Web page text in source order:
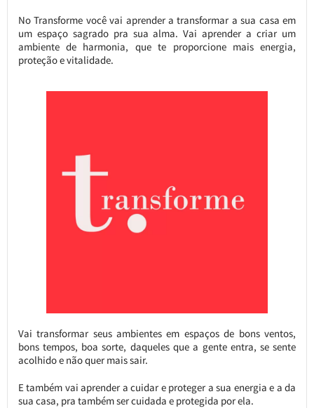
No Transforme você vai aprender a transformar a sua casa em
um espaço sagrado pra sua alma. Vai aprender a criar um
ambiente de harmonia, que te proporcione mais energia,
proteção e vitalidade.
Vai transformar seus ambientes em espaços de bons ventos,
bons tempos, boa sorte, daqueles que a gente entra, se sente
acolhido e não quer mais sair.
E também vai aprender a cuidar e proteger a sua energia e a da
sua casa, pra também ser cuidada e protegida por ela.